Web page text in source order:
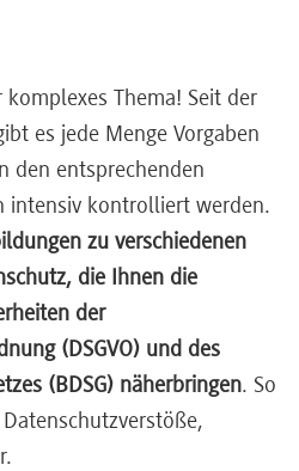
Thema! Seit der
es jede Menge Vorgaben
den entsprechenden
intensiv kontrolliert werden.
zu verschiedenen
die Ihnen die
der
(DSGVO) und des
(BDSG) näherbringen. So